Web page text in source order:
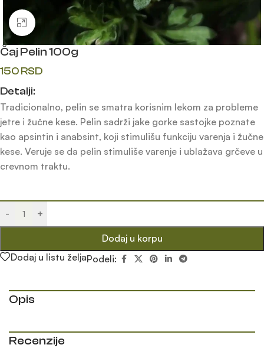
Klik da uvećaš
Čaj Pelin 100g
150RSD
Detalji:
Tradicionalno, pelin se smatra korisnim lekom za probleme
jetre i žučne kese. Pelin sadrži jake gorke sastojke poznate
kao apsintin i anabsint, koji stimulišu funkciju varenja i žučne
kese. Veruje se da pelin stimuliše varenje i ublažava grčeve u
crevnom traktu.
- +
Dodaj u korpu
Dodaj u listu željaPodeli:
Opis
Recenzije